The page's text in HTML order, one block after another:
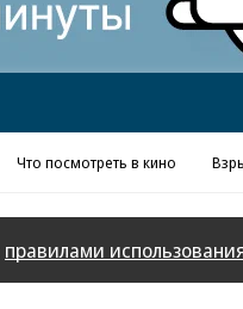
Что посмотреть в кино
правилами